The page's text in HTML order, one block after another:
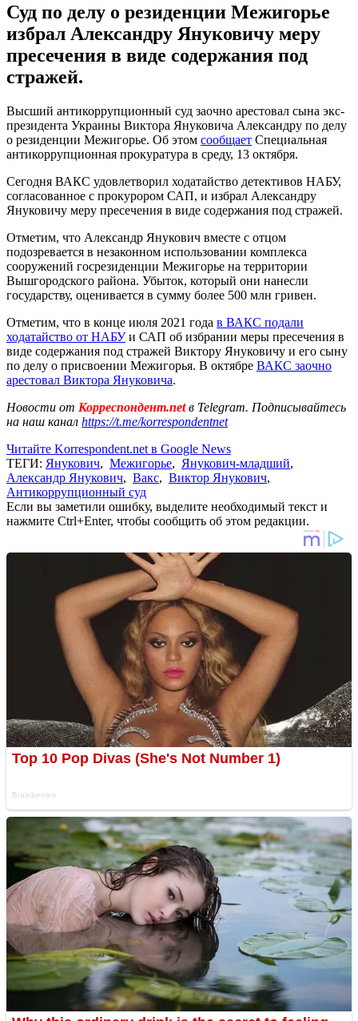
Суд по делу о резиденции Межигорье
избрал Александру Януковичу меру
пресечения в виде содержания под
стражей.
Высший антикоррупционный суд заочно арестовал сына экс-
президента Украины Виктора Януковича Александру по делу
о резиденции Межигорье. Об этом сообщает Специальная
антикоррупционная прокуратура в среду, 13 октября.
Сегодня ВАКС удовлетворил ходатайство детективов НАБУ,
согласованное с прокурором САП, и избрал Александру
Януковичу меру пресечения в виде содержания под стражей.
Отметим, что Александр Янукович вместе с отцом
подозревается в незаконном использовании комплекса
сооружений госрезиденции Межигорье на территории
Вышгородского района. Убыток, который они нанесли
государству, оценивается в сумму более 500 млн гривен.
Отметим, что в конце июля 2021 года в ВАКС подали
ходатайство от НАБУи САП об избрании меры пресечения в
виде содержания под стражей Виктору Януковичу и его сыну
по делу о присвоении Межигорья. В октябре ВАКС заочно
арестовал Виктора Януковича.
Новости от Корреспондент.netв Telegram. Подписывайтесь
на наш канал https://t.me/korrespondentnet
Читайте Korrespondent.net в Google News
ТЕГИ: Янукович, Межигорье, Янукович-младший,
Александр Янукович, Вакс, Виктор Янукович,
Антикоррупционный суд
Если вы заметили ошибку, выделите необходимый текст и
нажмите Ctrl+Enter, чтобы сообщить об этом редакции.